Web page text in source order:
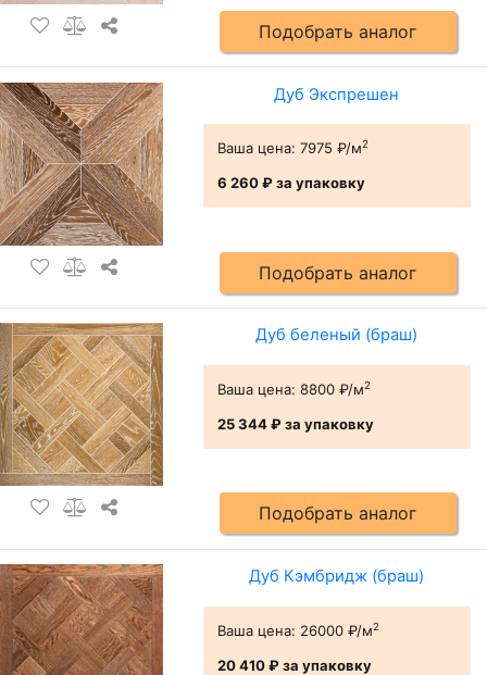
Подобрать аналог
Дуб Экспрешен
Ваша цена: 7975 ₽/м2
6 260 ₽за упаковку
Подобрать аналог
Дуб беленый (браш)
Ваша цена: 8800 ₽/м2
25 344 ₽за упаковку
Подобрать аналог
Дуб Кэмбридж (браш)
Ваша цена: 26000 ₽/м2
20 410 ₽за упаковку